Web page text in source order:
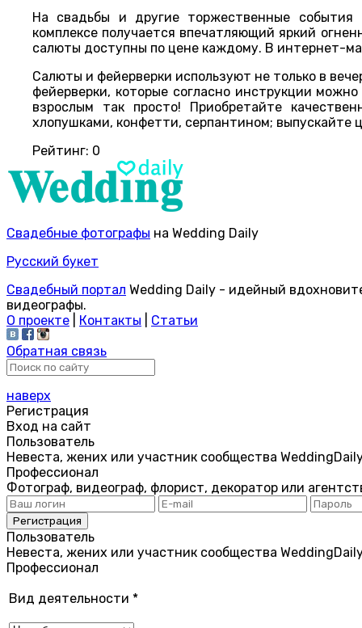
На свадьбы и другие торжественные
комплексе получается впечатляющий яркий
салюты доступны по цене каждому. В интернет-
Салюты и фейерверки используют не только в
фейерверки, которые согласно инструкции
взрослым так просто! Приобретайте
хлопушками, конфетти, серпантином;
Рейтинг: 0
Свадебные фотографы на Wedding Daily
Русский букет
Свадебный портал Wedding Daily - идейный
видеографы.
О проекте
Контакты
Статьи
Обратная связь
наверх
Регистрация
Вход на сайт
Пользователь
Невеста, жених или участник сообщества
Профессионал
Фотограф, видеограф, флорист, декоратор или
Пользователь
Невеста, жених или участник сообщества
Профессионал
Вид деятельности *